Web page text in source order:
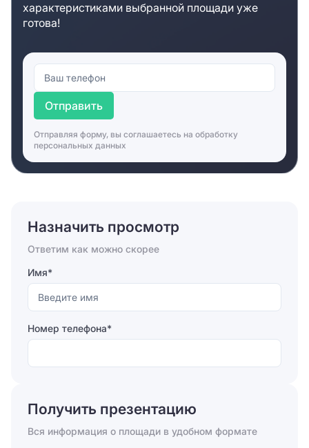
характеристиками выбранной площади уже
готова!
Отправить
Отправляя форму, вы соглашаетесь на обработку
персональных данных
Назначить просмотр
Ответим как можно скорее
Имя*
Номер телефона*
Отправить
Получить презентацию
Вся информация о площади в удобном формате